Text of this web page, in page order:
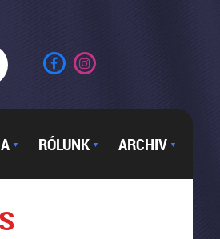
▼ RÓLUNK ▼ ARCHIV ▼